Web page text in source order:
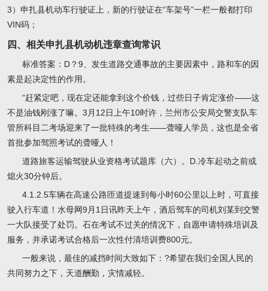
3）申扎县机动车行驶证上，新的行驶证在“车架号”一栏一般都打印
VIN码；
四、相关申扎县机动机违章查询常识
标准答案：D？9、发生道路交通事故的主要因素中，路和车的因
素是起决定性的作用。
“赶紧定吧，现在定还能拿到这个价钱，过些日子肯定涨价——这
不是油钱刚涨了嘛。3月12日上午10时许，兰州市公安局交警支队车
管所科目二考场迎来了一批特殊的考生——聋哑人学员，这也是全省
首批参加驾照考试的聋哑人！
道路旅客运输驾驶从业资格考试题库（六）。D.冷车起动之前或
熄火30分钟后。
4.1.2.5车辆在高速公路匝道提速到每小时60公里以上时，可直接
驶入行车道！水母网9月1日讯昨天上午，酒后驾车的司机刘某到交警
一大队接受了处罚。石在考试不过关的情况下，自愿申请特殊培训及
服务，并承诺考试合格后一次性付清培训费800元。
一般来说，最佳的减挡时间大致如下：?希望在我们全国人民的
共同努力之下，天道酬勤，灾情减轻。